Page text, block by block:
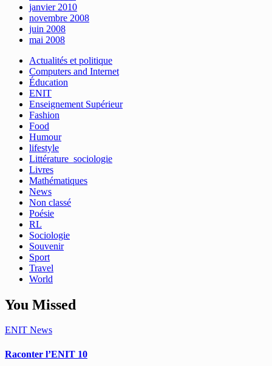
janvier 2010
novembre 2008
juin 2008
mai 2008
Actualités et politique
Computers and Internet
Éducation
ENIT
Enseignement Supérieur
Fashion
Food
Humour
lifestyle
Littérature_sociologie
Livres
Mathématiques
News
Non classé
Poésie
RL
Sociologie
Souvenir
Sport
Travel
World
You Missed
ENIT News
Raconter l’ENIT 10